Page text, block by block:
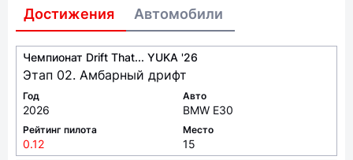
Тольятти 80/1.57 балла
Достижения Автомобили
Чемпионат Drift That... YUKA '26
Этап 02. Амбарный дрифт
Год
2026
Авто
BMW E30